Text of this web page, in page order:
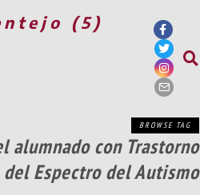
(5)
BROWSE TAG
alumnado con Trastorno
del Espectro del Autismo